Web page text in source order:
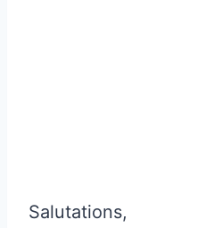
Salutations,